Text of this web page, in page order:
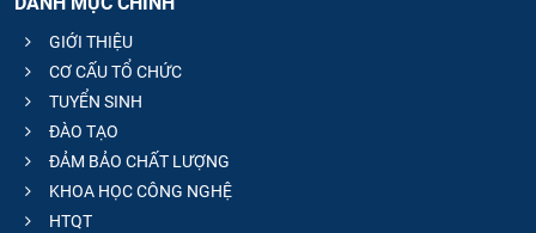
GIỚI THIỆU
CƠ CẤU TỔ CHỨC
TUYỂN SINH
ĐÀO TẠO
ĐẢM BẢO CHẤT LƯỢNG
KHOA HỌC CÔNG NGHỆ
HTQT